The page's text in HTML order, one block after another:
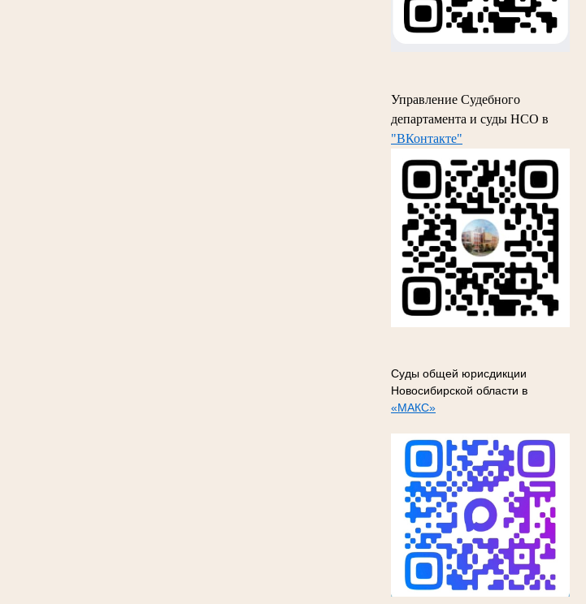
Управление Судебного
департамента и суды НСО в
"ВКонтакте"
Суды общей юрисдикции
Новосибирской области в
«МАКС»